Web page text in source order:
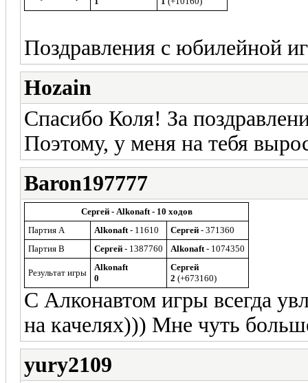
Поздравления с юбилейной
Hozain
Спасибо Коля! За
Поэтому, у меня на тебя
Baron197777
Сергей - Alkonaft - 10 ходов
Партия A
Alkonaft - 11610 Сергей - 371360
Партия B
Сергей - 1387760 Alkonaft - 1074350
Результат игры
Alkonaft
0
Сергей
2 (+673160)
С Алконавтом игры всегда
на качелях))) Мне чуть
yury2109